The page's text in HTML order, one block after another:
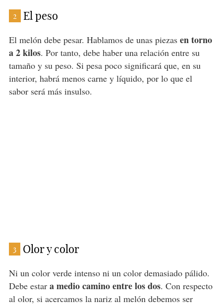
2 El peso
El melón debe pesar. Hablamos de unas piezas en torno
a 2 kilos. Por tanto, debe haber una relación entre su
tamaño y su peso. Si pesa poco significará que, en su
interior, habrá menos carne y líquido, por lo que el
sabor será más insulso.
3 Olor y color
Ni un color verde intenso ni un color demasiado pálido.
Debe estar a medio camino entre los dos. Con respecto
al olor, si acercamos la nariz al melón debemos ser